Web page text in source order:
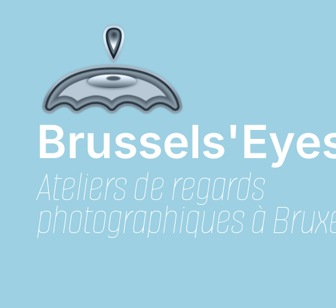
Ateliers de regards
photographiques à